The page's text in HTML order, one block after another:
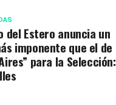
del Estero anuncia un
imponente que el de
para la Selección: